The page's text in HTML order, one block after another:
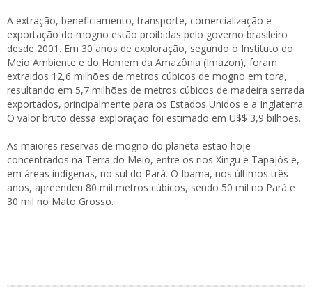
A extração, beneficiamento, transporte, comercialização e
exportação do mogno estão proibidas pelo governo brasileiro
desde 2001. Em 30 anos de exploração, segundo o Instituto do
Meio Ambiente e do Homem da Amazônia (Imazon), foram
extraidos 12,6 milhões de metros cúbicos de mogno em tora,
resultando em 5,7 milhões de metros cúbicos de madeira serrada
exportados, principalmente para os Estados Unidos e a Inglaterra.
O valor bruto dessa exploração foi estimado em U$$ 3,9 bilhões.
As maiores reservas de mogno do planeta estão hoje
concentrados na Terra do Meio, entre os rios Xingu e Tapajós e,
em áreas indígenas, no sul do Pará. O Ibama, nos últimos três
anos, apreendeu 80 mil metros cúbicos, sendo 50 mil no Pará e
30 mil no Mato Grosso.